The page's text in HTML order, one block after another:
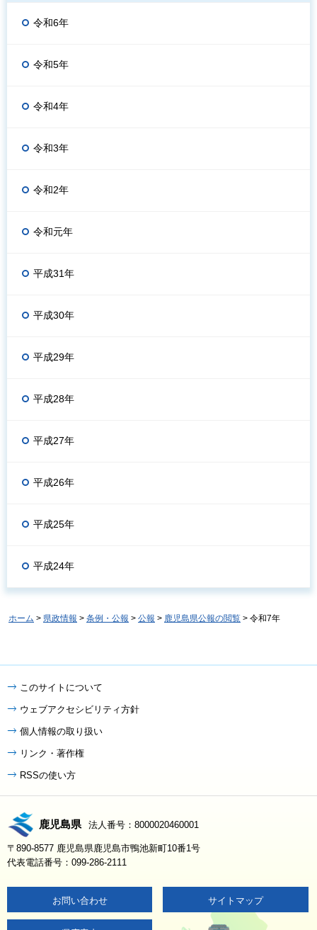
令和6年
令和5年
令和4年
令和3年
令和2年
令和元年
平成31年
平成30年
平成29年
平成28年
平成27年
平成26年
平成25年
平成24年
ホーム > 県政情報 > 条例・公報 > 公報 > 鹿児島県公報の閲覧 > 令和7年
このサイトについて
ウェブアクセシビリティ方針
個人情報の取り扱い
リンク・著作権
RSSの使い方
鹿児島県 法人番号：8000020460001
〒890-8577 鹿児島県鹿児島市鴨池新町10番1号
代表電話番号：099-286-2111
お問い合わせ サイトマップ